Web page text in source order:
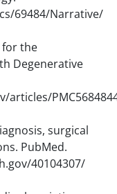
69484/Narrative/
for the
Degenerative
articles/
surgical
PubMed.
40104307/